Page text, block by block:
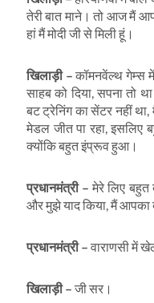
तेरी बात माने। तो आज मैं
हां मैं मोदी जी से मिली हूं।
खिलाड़ी – कॉमनवेंल्थ गेम्स
साहब को दिया, सपना
बट ट्रेनिंग का सेंटर नहीं
मेडल जीत पा रहा, इसलिए
क्योंकि बहुत इंप्रूव हुआ।
प्रधानमंत्री – मेरे लिए बहुत
और मुझे याद किया, मैं आपका
प्रधानमंत्री – वाराणसी में
खिलाड़ी – जी सर।